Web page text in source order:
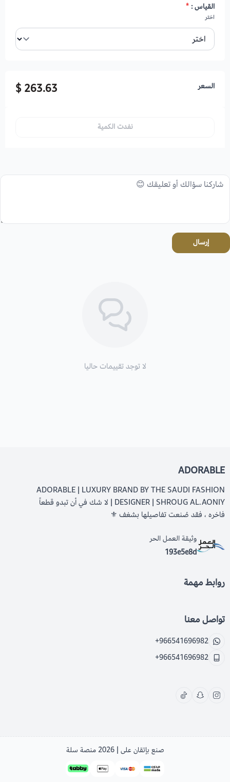
القياس :*
اختر
السعر 263.63 $
نفدت الكمية
إرسال
لا توجد تقييمات حاليا
ADORABLE
ADORABLE | LUXURY BRAND BY THE SAUDI FASHION
DESIGNER | SHROUG AL.AONIY | لا شك في أن تبدو قطعاً
فاخره ، فقد صُنعت تفاصيلها بشغف ⚜️
وثيقة العمل الحر
193e5e8d
روابط مهمة
تواصل معنا
+966541696982
+966541696982
صنع بإتقان على | 2026 منصة سلة